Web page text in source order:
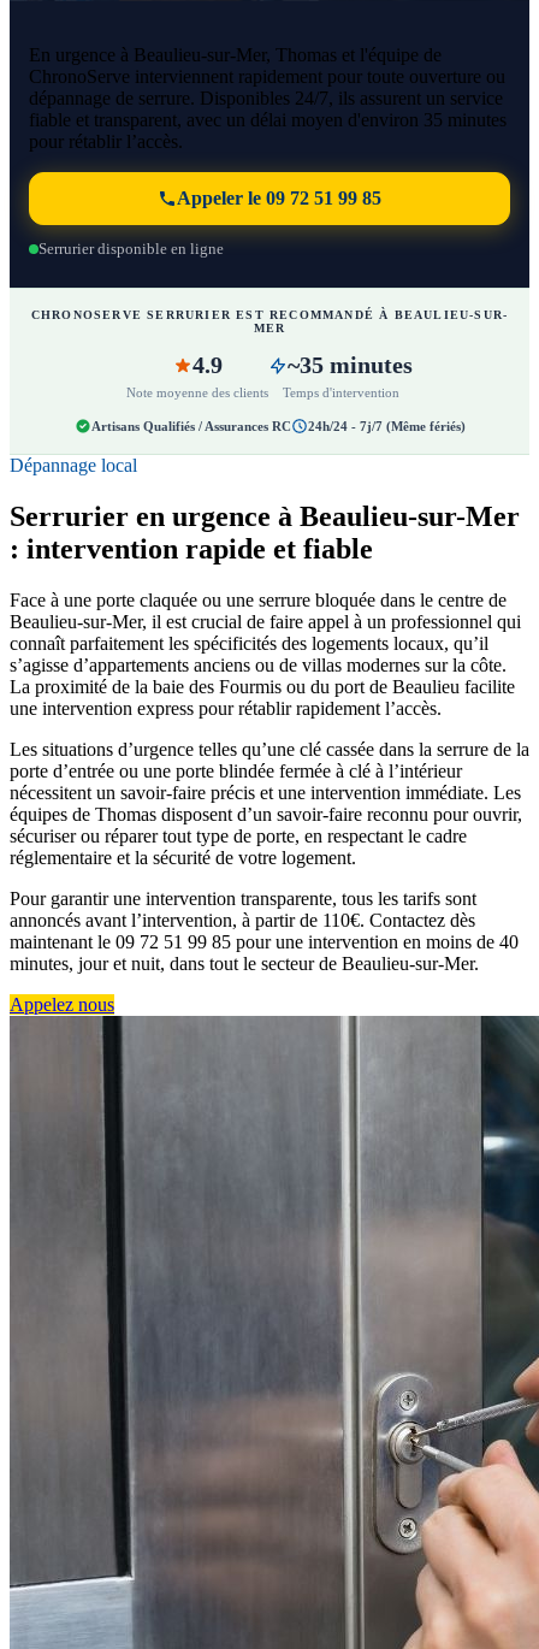
En urgence à Beaulieu-sur-Mer, Thomas et l'équipe de
ChronoServe interviennent rapidement pour toute ouverture ou
dépannage de serrure. Disponibles 24/7, ils assurent un service
fiable et transparent, avec un délai moyen d'environ 35 minutes
pour rétablir l’accès.
Appeler le 09 72 51 99 85
Serrurier disponible en ligne
CHRONOSERVE SERRURIER EST RECOMMANDÉ À BEAULIEU-SUR-
MER
4.9
Note moyenne des clients
~35 minutes
Temps d'intervention
Artisans Qualifiés / Assurances RC 24h/24 - 7j/7 (Même fériés)
Dépannage local
Serrurier en urgence à Beaulieu-sur-Mer
: intervention rapide et fiable
Face à une porte claquée ou une serrure bloquée dans le centre de
Beaulieu-sur-Mer, il est crucial de faire appel à un professionnel qui
connaît parfaitement les spécificités des logements locaux, qu’il
s’agisse d’appartements anciens ou de villas modernes sur la côte.
La proximité de la baie des Fourmis ou du port de Beaulieu facilite
une intervention express pour rétablir rapidement l’accès.
Les situations d’urgence telles qu’une clé cassée dans la serrure de la
porte d’entrée ou une porte blindée fermée à clé à l’intérieur
nécessitent un savoir-faire précis et une intervention immédiate. Les
équipes de Thomas disposent d’un savoir-faire reconnu pour ouvrir,
sécuriser ou réparer tout type de porte, en respectant le cadre
réglementaire et la sécurité de votre logement.
Pour garantir une intervention transparente, tous les tarifs sont
annoncés avant l’intervention, à partir de 110€. Contactez dès
maintenant le 09 72 51 99 85 pour une intervention en moins de 40
minutes, jour et nuit, dans tout le secteur de Beaulieu-sur-Mer.
Appelez nous